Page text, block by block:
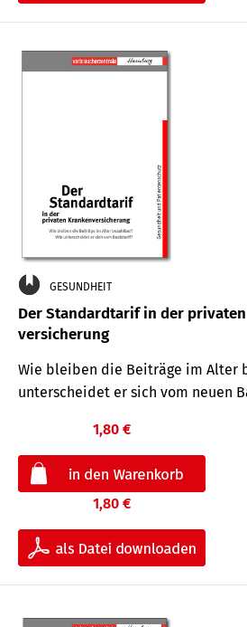
GESUNDHEIT
Der Standard­tarif in der
versicherung
Wie bleiben die Beiträge im Alter
unterscheidet er sich vom neuen
1,80 €
1,80 €